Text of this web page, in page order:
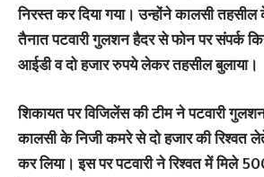
निरस्त कर दिया गया। उन्होंने कालसी
तैनात पटवारी गुलशन हैदर से फोन पर संपर्क
आईडी व दो हजार रुपये लेकर तहसील बुलाया।
शिकायत पर विजिलेंस की टीम ने पटवारी
कालसी के निजी कमरे से दो हजार की रिश्वत
कर लिया। इस पर पटवारी ने रिश्वत में मिले